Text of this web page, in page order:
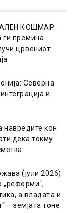
КОШМАР:
ги премина
црвениот
Северна
и
навредите кон
дека токму
(јули 2026):
„реформи“,
а владата и
– земјата тоне